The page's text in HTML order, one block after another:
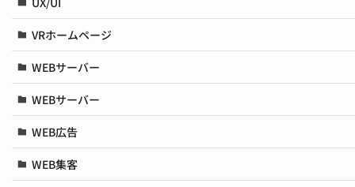
VRホームページ
WEBサーバー
WEBサーバー
WEB広告
WEB集客